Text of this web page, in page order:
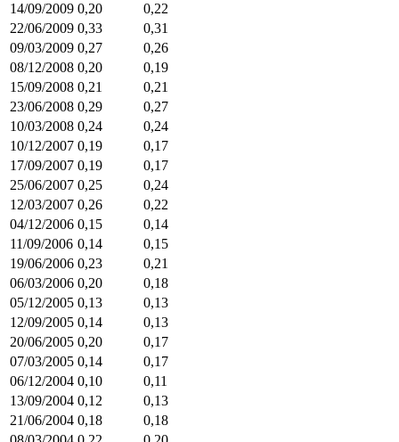
14/09/2009 0,20
0,22
22/06/2009 0,33
0,31
09/03/2009 0,27
0,26
08/12/2008 0,20
0,19
15/09/2008 0,21
0,21
23/06/2008 0,29
0,27
10/03/2008 0,24
0,24
10/12/2007 0,19
0,17
17/09/2007 0,19
0,17
25/06/2007 0,25
0,24
12/03/2007 0,26
0,22
04/12/2006 0,15
0,14
11/09/2006 0,14
0,15
19/06/2006 0,23
0,21
06/03/2006 0,20
0,18
05/12/2005 0,13
0,13
12/09/2005 0,14
0,13
20/06/2005 0,20
0,17
07/03/2005 0,14
0,17
06/12/2004 0,10
0,11
13/09/2004 0,12
0,13
21/06/2004 0,18
0,18